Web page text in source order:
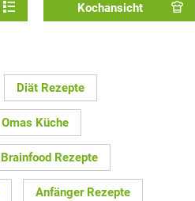
Kochansicht
Diät Rezepte
Omas Küche
Brainfood Rezepte
Anfänger Rezepte